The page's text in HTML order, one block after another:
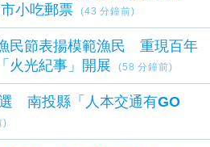
小吃郵票
(43 分鐘前)
民節表揚模範漁民 重現百年
火光紀事」開展
(58 分鐘前)
南投縣「人本交通有GO
)